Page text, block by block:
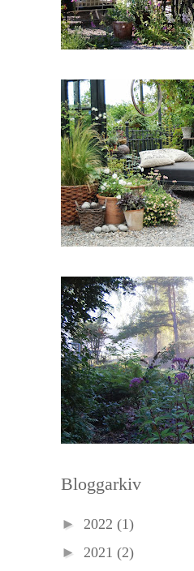
Bloggarkiv
► 2022 (1)
► 2021 (2)